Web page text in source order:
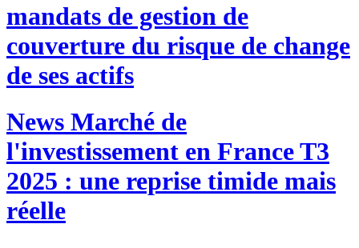
mandats de gestion de
couverture du risque de change
de ses actifs
News Marché de
l'investissement en France T3
2025 : une reprise timide mais
réelle